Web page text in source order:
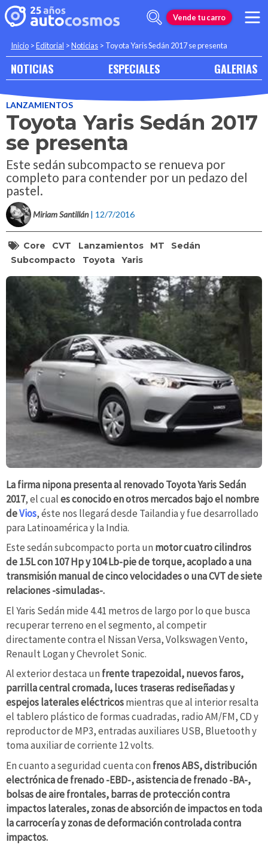
Vende tu carro
Inicio >Editorial >Noticias > Toyota Yaris Sedán 2017 se presenta
NOTICIAS ESPECIALES GALERIAS
LANZAMIENTOS
Toyota Yaris Sedán 2017
se presenta
Este sedán subcompacto se renueva por
completo para contender por un pedazo del
pastel.
Miriam Santillán | 12/7/2016
Core CVT Lanzamientos MT
Sedán
Subcompacto
Toyota Yaris
La firma nipona presenta al renovado Toyota Yaris Sedán
2017, el cuales conocido en otros mercados bajo el nombre
deVios, éste nos llegará desde Tailandia y fue desarrollado
para Latinoamérica y la India.
Este sedán subcompacto porta un motor cuatro cilindros
de 1.5L con 107 Hp y 104 Lb-pie de torque, acoplado a una
transmisión manual de cinco velocidades o una CVT de siete
relaciones -simuladas-.
El Yaris Sedán mide 4.41 metros de largo por lo que busca
recuperar terreno en el segmento, al competir
directamente contra el Nissan Versa, Volkswagen Vento,
Renault Logan y Chevrolet Sonic.
Al exterior destaca un frente trapezoidal, nuevos faros,
parrilla central cromada, luces traseras rediseñadas y
espejos laterales eléctricosmientras que al interior resalta
el tablero plástico de formas cuadradas, radio AM/FM, CD y
reproductor de MP3, entradas auxiliares USB, Bluetooth y
toma auxiliar de corriente 12 volts.
En cuanto a seguridad cuenta con frenos ABS, distribución
electrónica de frenado -EBD-, asistencia de frenado -BA-,
bolsas de aire frontales, barras de protección contra
impactos laterales, zonas de absorción de impactos en toda
la carrocería y zonas de deformación controlada contra
impactos.